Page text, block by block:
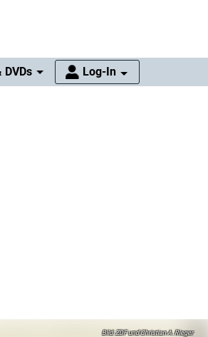
DVDs Log-In
ZDF und Christian A. Rieger